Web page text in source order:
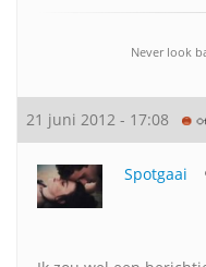
Never look
21 juni 2012 - 17:08
Spotgaai